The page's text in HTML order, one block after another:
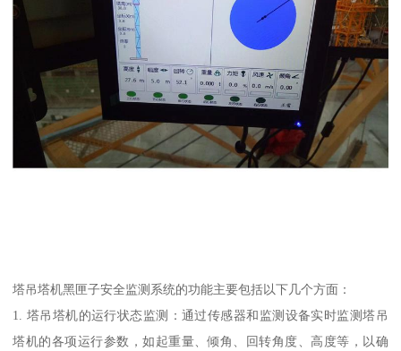
塔吊塔机黑匣子安全监测系统的功能主要包括以下几个方面：
1. 塔吊塔机的运行状态监测：通过传感器和监测设备实时监测塔吊
塔机的各项运行参数，如起重量、倾角、回转角度、高度等，以确